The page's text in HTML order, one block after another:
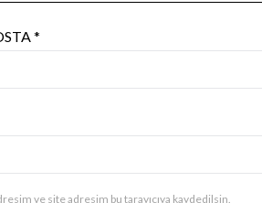
*
ve site adresim bu tarayıcıya kaydedilsin.